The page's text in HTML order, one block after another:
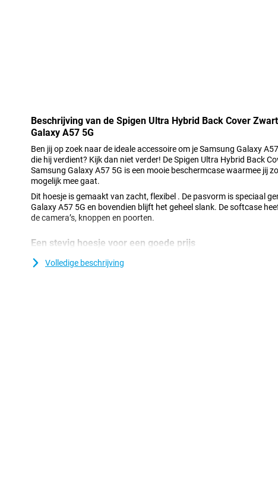
Beschrijving van de Spigen Ultra Hybrid Back Cover
Galaxy A57 5G
Ben jij op zoek naar de ideale accessoire om je Samsung Galaxy
die hij verdient? Kijk dan niet verder! De Spigen Ultra Hybrid Back
Samsung Galaxy A57 5G is een mooie beschermcase waarmee jij
mogelijk mee gaat.
Dit hoesje is gemaakt van zacht, flexibel . De pasvorm is speciaal
Galaxy A57 5G en bovendien blijft het geheel slank. De softcase
de camera’s, knoppen en poorten.
Een stevig hoesje voor een goede prijs
Doordat het hoesje van kunststof gemaakt is, biedt dit optimale
komt nog bij dat kunststof hoesjes vaak niet zo duur zijn als andere
Volledige beschrijving